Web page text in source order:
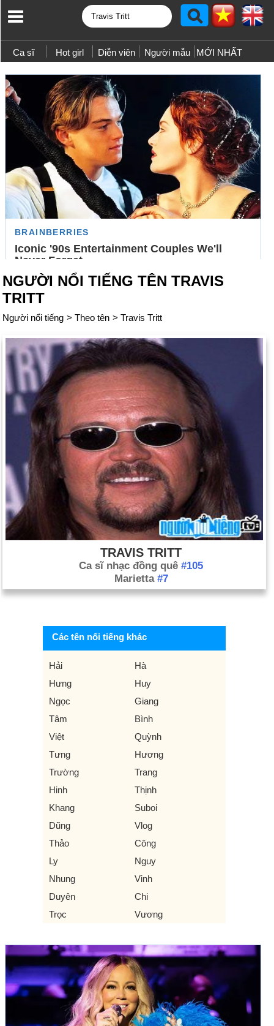
Ca sĩ Hot girl Diễn viên Người mẫu MỚI NHẤT
NGƯỜI NỔI TIẾNG TÊN TRAVIS
TRITT
Người nổi tiếng > Theo tên > Travis Tritt
TRAVIS TRITT
Ca sĩ nhạc đồng quê #105
Marietta #7
Các tên nổi tiếng khác
Hải
Hà
Hưng
Huy
Ngọc
Giang
Tâm
Bình
Việt
Quỳnh
Tưng
Hương
Trường
Trang
Hinh
Thịnh
Khang
Suboi
Dũng
Vlog
Thảo
Công
Ly
Nguy
Nhung
Vinh
Duyên
Chi
Trọc
Vương